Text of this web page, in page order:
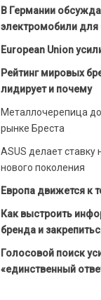
В Германии
электромобили для
European Union
Рейтинг мировых
лидирует и почему
Металлочерепица
рынке Бреста
ASUS делает ставку
нового поколения
Европа движется к
Как выстроить
бренда и
Голосовой поиск
«единственный